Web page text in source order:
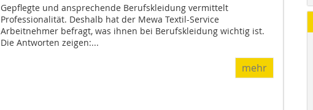
Gepflegte und ansprechende Berufskleidung vermittelt
Professionalität. Deshalb hat der Mewa Textil-Service
Arbeitnehmer befragt, was ihnen bei Berufskleidung wichtig ist.
Die Antworten zeigen:...
mehr